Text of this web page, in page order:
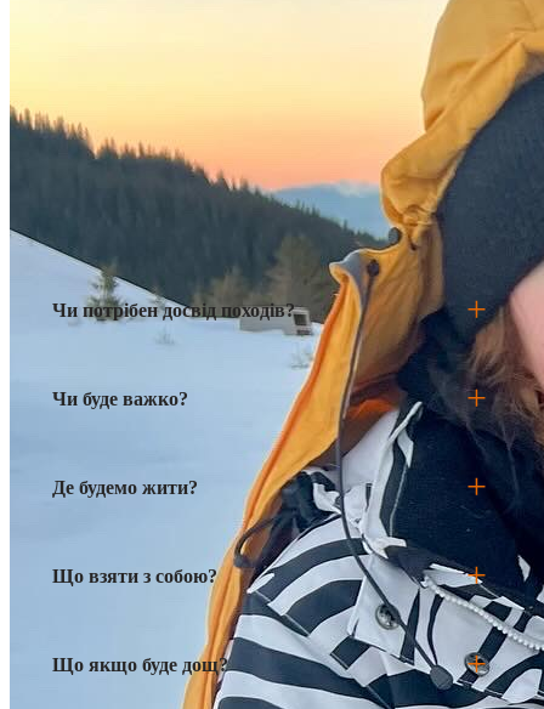
No More Entries
Маєте сумніви?
Чи потрібен досвід походів?
Чи буде важко?
Де будемо жити?
Що взяти з собою?
Що якщо буде дощ?